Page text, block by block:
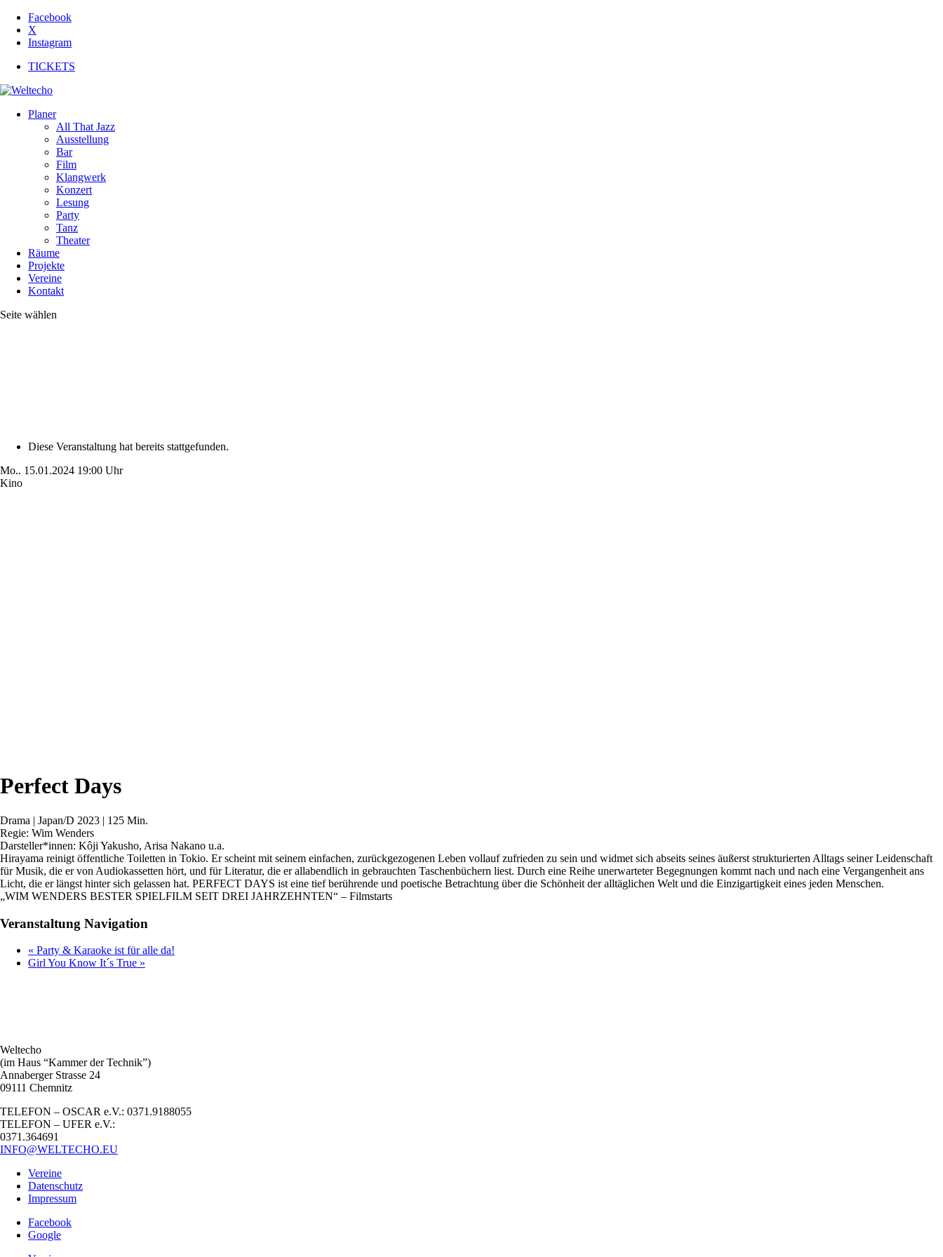
Facebook
X
Instagram
TICKETS
Planer
All That Jazz
Ausstellung
Bar
Film
Klangwerk
Konzert
Lesung
Party
Tanz
Theater
Räume
Projekte
Vereine
Kontakt
Seite wählen
Diese Veranstaltung hat bereits stattgefunden.
Mo.. 15.01.2024 19:00 Uhr
Kino
Perfect Days
Drama | Japan/D 2023 | 125 Min.
Regie: Wim Wenders
Darsteller*innen: Kôji Yakusho, Arisa Nakano u.a.
Hirayama reinigt öffentliche Toiletten in Tokio. Er scheint mit seinem einfachen, zurückgezogenen Leben vollauf zufrieden zu sein und widmet sich abseits seines äußerst strukturierten Alltags seiner Leidenschaft
für Musik, die er von Audiokassetten hört, und für Literatur, die er allabendlich in gebrauchten Taschenbüchern liest. Durch eine Reihe unerwarteter Begegnungen kommt nach und nach eine Vergangenheit ans
Licht, die er längst hinter sich gelassen hat. PERFECT DAYS ist eine tief berührende und poetische Betrachtung über die Schönheit der alltäglichen Welt und die Einzigartigkeit eines jeden Menschen.
„WIM WENDERS BESTER SPIELFILM SEIT DREI JAHRZEHNTEN“ – Filmstarts
Veranstaltung Navigation
« Party & Karaoke ist für alle da!
Girl You Know It´s True »
Weltecho
(im Haus “Kammer der Technik”)
Annaberger Strasse 24
09111 Chemnitz
TELEFON – OSCAR e.V.: 0371.9188055
TELEFON – UFER e.V.:
0371.364691
INFO@WELTECHO.EU
Vereine
Datenschutz
Impressum
Facebook
Google